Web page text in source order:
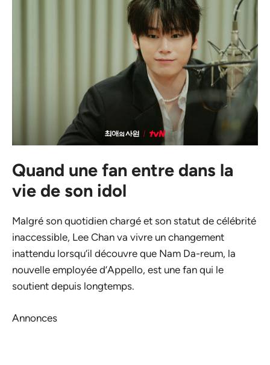
Quand une fan entre dans la
vie de son idol
Malgré son quotidien chargé et son statut de célébrité
inaccessible, Lee Chan va vivre un changement
inattendu lorsqu’il découvre que Nam Da-reum, la
nouvelle employée d’Appello, est une fan qui le
soutient depuis longtemps.
Annonces